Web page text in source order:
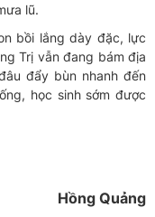
lũ.
bồi lắng dày đặc, lực
Trị vẫn đang bám địa
đẩy bùn nhanh đến
học sinh sớm được
Hồng Quảng